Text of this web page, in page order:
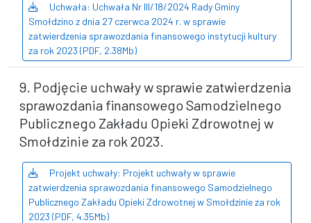
Uchwała: Uchwała Nr III/18/2024 Rady Gminy
Smołdzino z dnia 27 czerwca 2024 r. w sprawie
zatwierdzenia sprawozdania finansowego instytucji kultury
za rok 2023 (PDF, 2.38Mb)
9. Podjęcie uchwały w sprawie zatwierdzenia
sprawozdania finansowego Samodzielnego
Publicznego Zakładu Opieki Zdrowotnej w
Smołdzinie za rok 2023.
Projekt uchwały: Projekt uchwały w sprawie
zatwierdzenia sprawozdania finansowego Samodzielnego
Publicznego Zakładu Opieki Zdrowotnej w Smołdzinie za rok
2023 (PDF, 4.35Mb)